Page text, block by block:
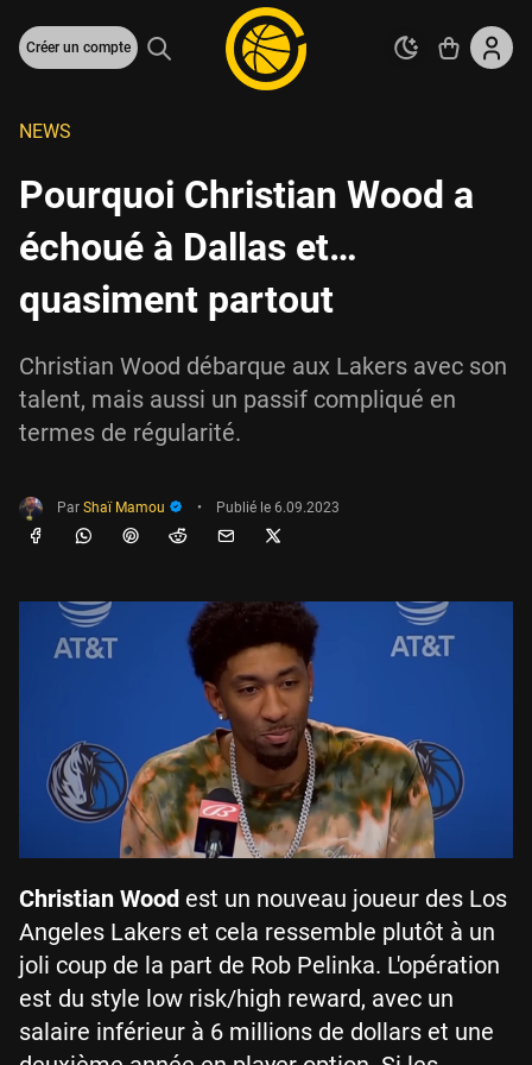
Créer un compte
NEWS
Pourquoi Christian Wood a
échoué à Dallas et…
quasiment partout
Christian Wood débarque aux Lakers avec son
talent, mais aussi un passif compliqué en
termes de régularité.
Par Shaï Mamou • Publié le 6.09.2023
Christian Wood est un nouveau joueur des Los
Angeles Lakers et cela ressemble plutôt à un
joli coup de la part de Rob Pelinka. L'opération
est du style low risk/high reward, avec un
salaire inférieur à 6 millions de dollars et une